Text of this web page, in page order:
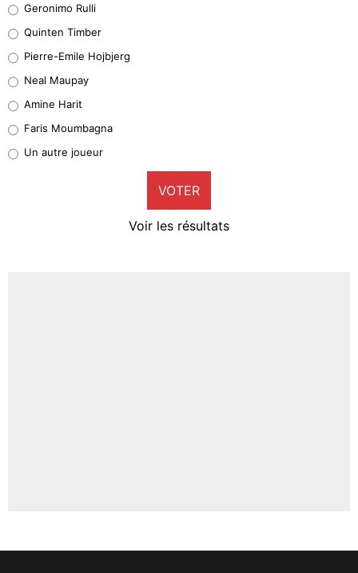
32%
5%
1%
9%
Geronimo Rulli
Quinten Timber
Pierre-Emile Hojbjerg
Neal Maupay
Amine Harit
Faris Moumbagna
Un autre joueur
VOTER
Voir les résultats